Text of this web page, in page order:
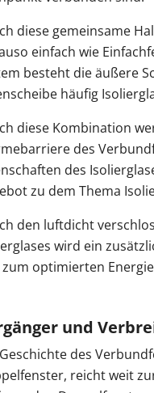
diese gemeinsame
einfach wie
besteht die äußere
häufig
diese Kombination
des
des
zu dem Thema
den luftdicht
wird ein
zum optimierten
und
des
reicht weit